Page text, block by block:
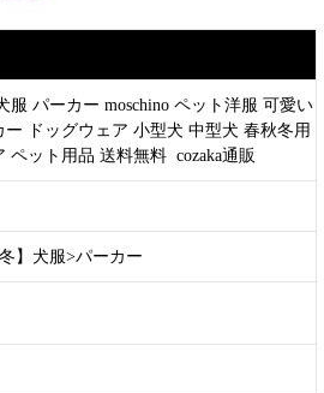
服 パーカー moschino ペット洋服 可愛い
ー ドッグウェア 小型犬 中型犬 春秋冬用
ペット用品 送料無料 cozaka通販
】犬服>パーカー